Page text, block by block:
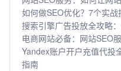
如何做SEO优化？7个实
搜索引擎广告投放全攻略
电商网站必备：网站SEO
Yandex账户开户充值代投
指南